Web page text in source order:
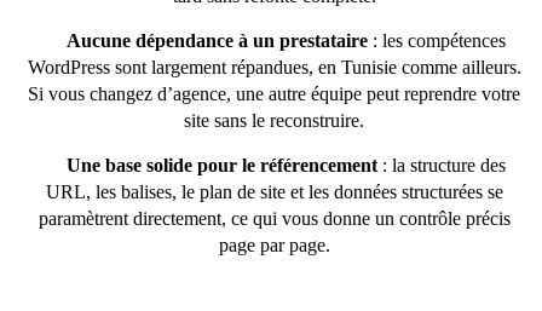
Aucune dépendance à un prestataire : les compétences
WordPress sont largement répandues, en Tunisie comme ailleurs.
Si vous changez d’agence, une autre équipe peut reprendre votre
site sans le reconstruire.
Une base solide pour le référencement : la structure des
URL, les balises, le plan de site et les données structurées se
paramètrent directement, ce qui vous donne un contrôle précis
page par page.